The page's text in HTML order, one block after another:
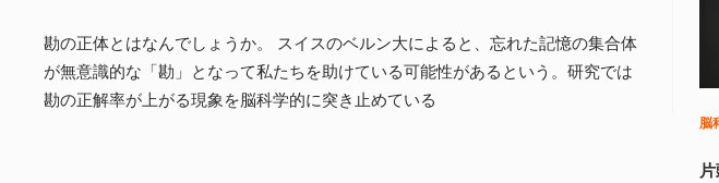
勘の正体とはなんでしょうか。 スイスのベルン大によると、忘れた記憶の集合体
が無意識的な「勘」となって私たちを助けている可能性があるという。研究では
勘の正解率が上がる現象を脳科学的に突き止めている
脳